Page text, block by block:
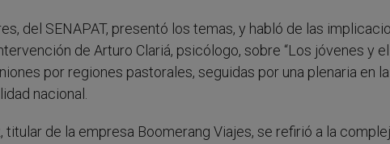
del SENAPAT, presentó los temas, y habló de las
de Arturo Clariá, psicólogo, sobre “Los jóvenes y el
por regiones pastorales, seguidas por una plenaria en
nacional.
titular de la empresa Boomerang Viajes, se refirió a la